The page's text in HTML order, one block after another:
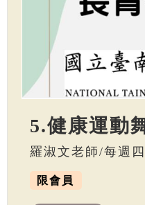
5.健康運動
羅淑文老師/每週
限會員